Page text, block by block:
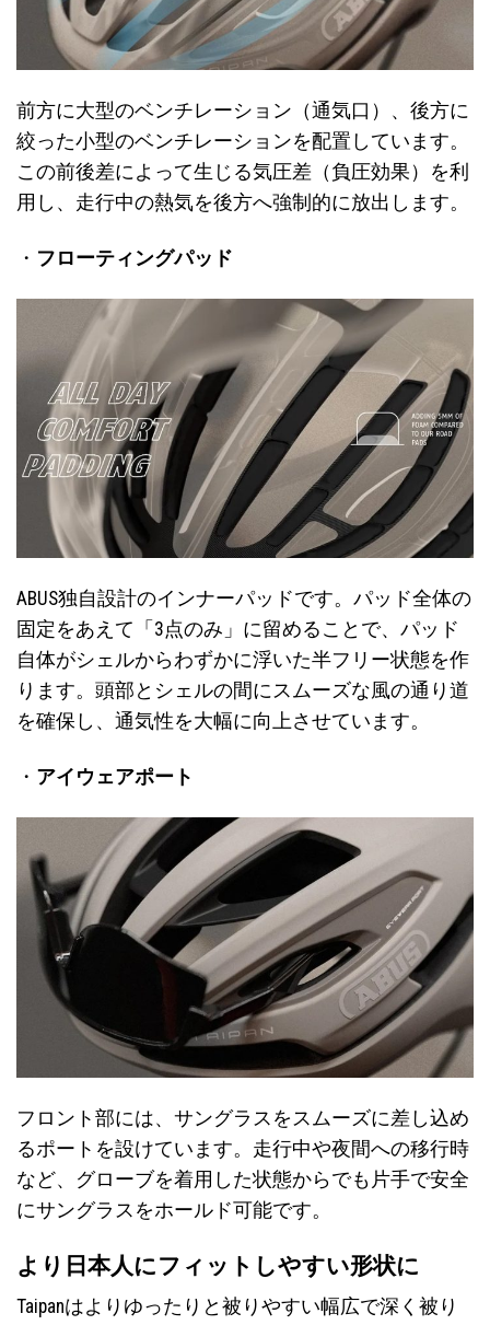
前方に大型のベンチレーション（通気口）、後方に
絞った小型のベンチレーションを配置しています。
この前後差によって生じる気圧差（負圧効果）を利
用し、走行中の熱気を後方へ強制的に放出します。
・ フローティングパッド
ABUS独自設計のインナーパッドです。パッド全体の
固定をあえて「3点のみ」に留めることで、パッド
自体がシェルからわずかに浮いた半フリー状態を作
ります。頭部とシェルの間にスムーズな風の通り道
を確保し、通気性を大幅に向上させています。
・ アイウェアポート
フロント部には、サングラスをスムーズに差し込め
るポートを設けています。走行中や夜間への移行時
など、グローブを着用した状態からでも片手で安全
にサングラスをホールド可能です。
より日本人にフィットしやすい形状に
Taipanはよりゆったりと被りやすい幅広で深く被り